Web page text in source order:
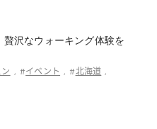
贅沢なウォーキング体験を
, # イベント , # 北海道 ,